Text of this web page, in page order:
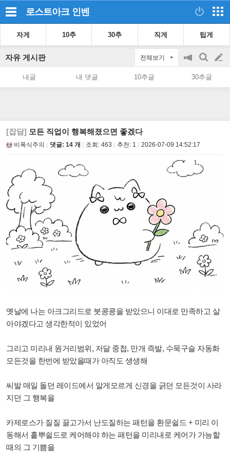
로스트아크 인벤
자게 10추 30추 직게 팁게
자유 게시판 전체보기
공
지
on/off
검
색
글
쓰
내글 내 댓글 10추글 30추글
[잡담] 모든 직업이 행복해졌으면 좋겠다
비폭식주의 댓글: 14 개 조회: 463 추천: 1 2026-07-09 14:52:17
옛날에 나는 아크그리드로 붓콩콩을 받았으니 이대로 만족하고 살
아야겠다고 생각한적이 있었어
그리고 미리내 원거리범위, 저달 중첩, 만개 즉발, 수묵구슬 자동화
모든것을 한번에 받았을때가 아직도 생생해
씨발 매일 돌던 레이드에서 알게모르게 신경을 긁던 모든것이 사라
지던 그 행복을
카제로스가 질질 끌고가서 난도질하는 패턴을 환문쉴드 + 미리 이
동해서 흩뿌쉴드로 케어해야 하는 패턴을 미리내로 케어가 가능할
때의 그 기쁨을